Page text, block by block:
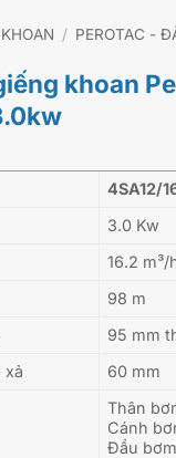
/ PEROTAC -
khoan
4SA12/
3.0 Kw
16.2 m³/
98 m
95 mm
xả
60 mm
Thân
Cánh
Đầu